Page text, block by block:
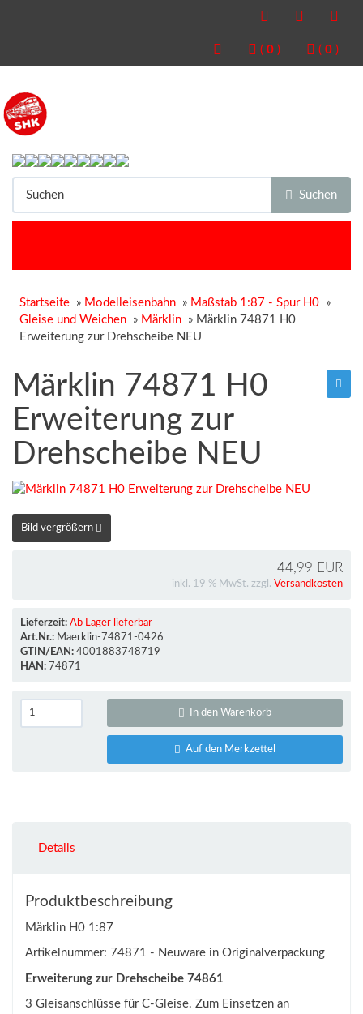
( 0 ) ( 0 )
Suchen
Startseite » Modelleisenbahn » Maßstab 1:87 - Spur H0 »
Gleise und Weichen » Märklin » Märklin 74871 H0
Erweiterung zur Drehscheibe NEU
Märklin 74871 H0
Erweiterung zur
Drehscheibe NEU
Bild vergrößern
44,99 EUR
inkl. 19 % MwSt. zzgl. Versandkosten
Lieferzeit: Ab Lager lieferbar
Art.Nr.: Maerklin-74871-0426
GTIN/EAN: 4001883748719
HAN: 74871
In den Warenkorb
Auf den Merkzettel
Details
Produktbeschreibung
Märklin H0 1:87
Artikelnummer: 74871 - Neuware in Originalverpackung
Erweiterung zur Drehscheibe 74861
3 Gleisanschlüsse für C-Gleise. Zum Einsetzen an